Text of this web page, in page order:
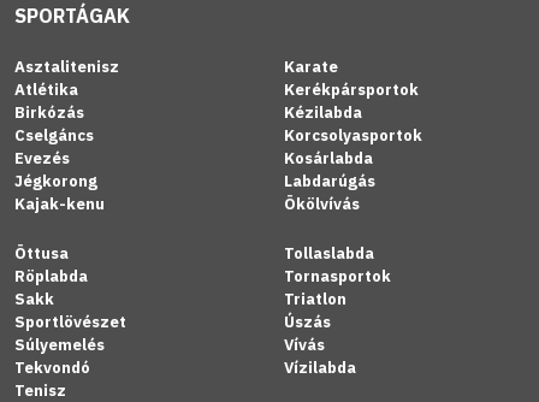
SPORTÁGAK
Asztalitenisz
Atlétika
Birkózás
Cselgáncs
Evezés
Jégkorong
Kajak-kenu
Karate
Kerékpársportok
Kézilabda
Korcsolyasportok
Kosárlabda
Labdarúgás
Ökölvívás
Öttusa
Röplabda
Sakk
Sportlövészet
Súlyemelés
Tekvondó
Tenisz
Tollaslabda
Tornasportok
Triatlon
Úszás
Vívás
Vízilabda